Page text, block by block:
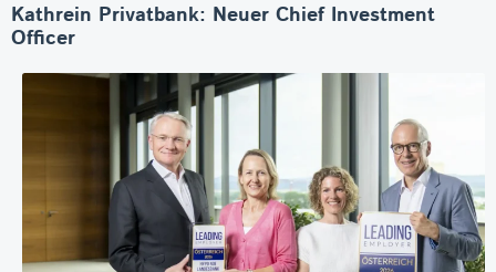
Kathrein Privatbank: Neuer Chief Investment
Officer